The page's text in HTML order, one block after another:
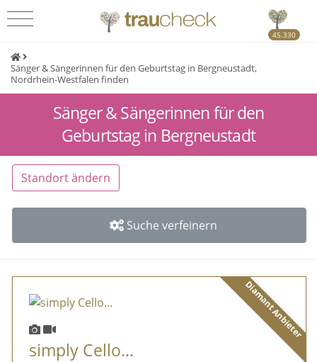
45.330
Sänger & Sängerinnen für den Geburtstag in Bergneustadt,
Nordrhein-Westfalen finden
Sänger & Sängerinnen für den
Geburtstag in Bergneustadt
Standort ändern
Suche verfeinern
Diamant Anbieter
simply Cello...